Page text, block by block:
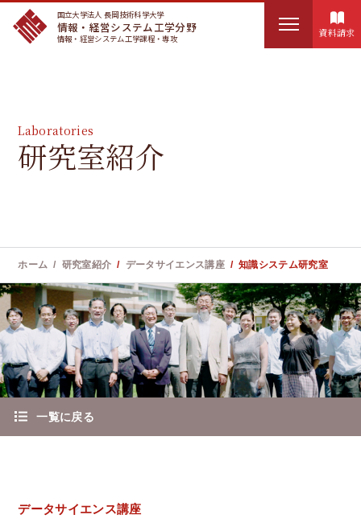
国立大学法人 長岡技術科学大学
情報・経営システム工学分野
情報・経営システム工学課程・専攻
講座概要
お知らせ
教員紹介
教授
准教授
助教
索
:
資料請求
Laboratories
研究室紹介
ホーム 研究室紹介 データサイエンス講座 知識システム研究室
一覧に戻る
データサイエンス講座